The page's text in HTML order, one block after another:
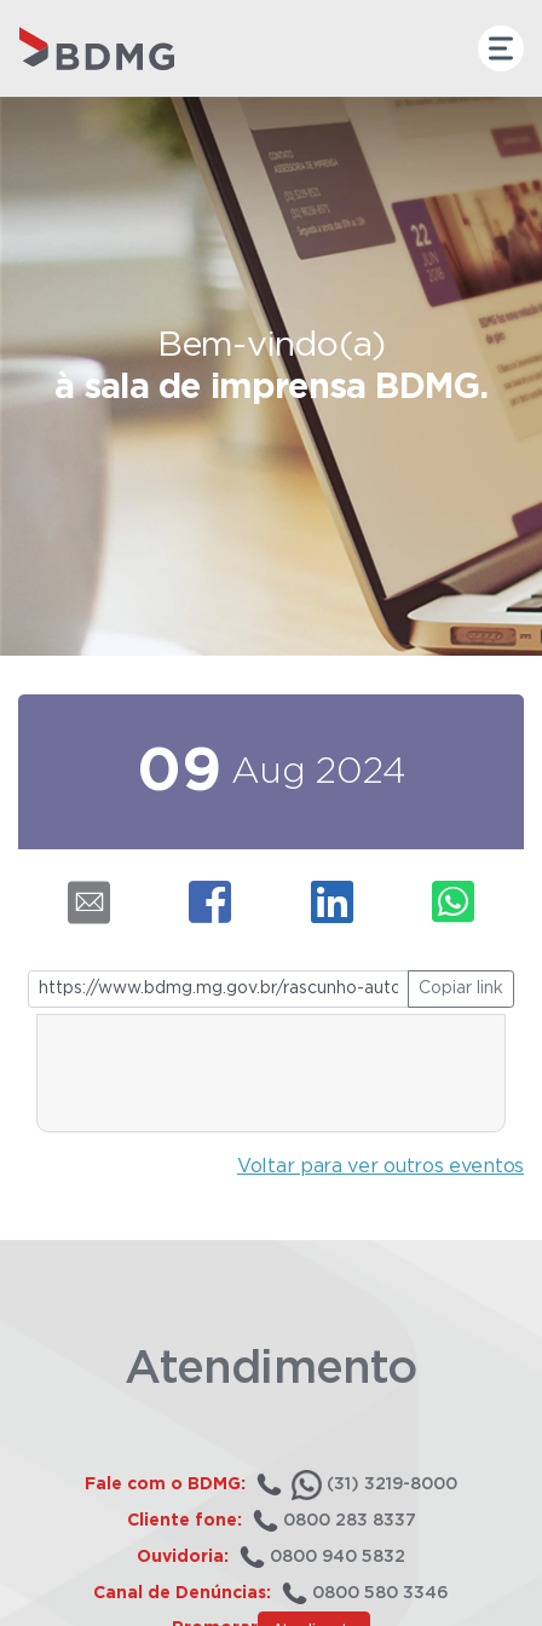
Bem-vindo(a)
à sala de imprensa BDMG.
09 Aug 2024
Copiar link
Voltar para ver outros eventos
Atendimento
Fale com o BDMG: (31) 3219-8000
Cliente fone: 0800 283 8337
Ouvidoria: 0800 940 5832
Canal de Denúncias: 0800 580 3346